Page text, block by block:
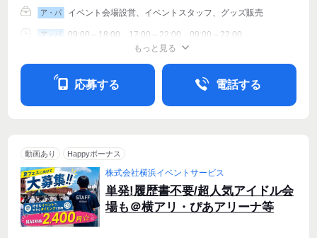
ア・パ イベント会場設営、イベントスタッフ、グッズ販売
ア・パ 09:00～18:00、17:00～22:00、09:00～22:00
もっと見る
応募する 電話する
動画あり Happyボーナス
株式会社横浜イベントサービス
単発!履歴書不要/超人気アイドル会
場も＠横アリ・ぴあアリーナ等